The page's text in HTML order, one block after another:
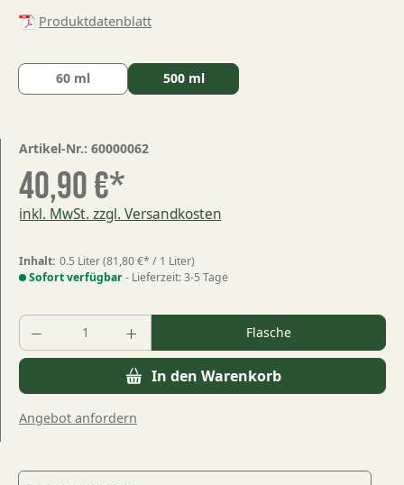
Produktdatenblatt
60 ml 500 ml
Artikel-Nr.: 60000062
40,90 €*
inkl. MwSt. zzgl. Versandkosten
Inhalt: 0.5 Liter(81,80 €* / 1 Liter)
Sofort verfügbar- Lieferzeit: 3-5 Tage
Produkt Anzahl: Gib den gewünschten
Flasche
In den Warenkorb
Angebot anfordern